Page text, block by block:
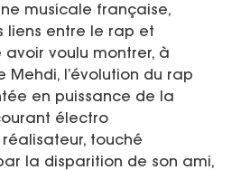
musicale française,
liens entre le rap et
avoir voulu montrer, à
Mehdi, l’évolution du rap
en puissance de la
électro
touché
la disparition de son ami,